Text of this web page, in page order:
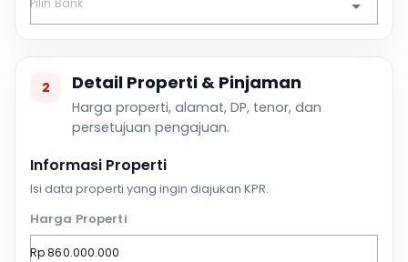
2 Detail Properti & Pinjaman
Harga properti, alamat, DP, tenor, dan
persetujuan pengajuan.
Informasi Properti
Isi data properti yang ingin diajukan KPR.
Harga Properti